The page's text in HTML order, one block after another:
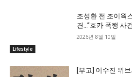
Lifestyle
조성환 전 조이웍
견…”호카 폭행 사
2026년 8월 10일
[부고] 이수진 위